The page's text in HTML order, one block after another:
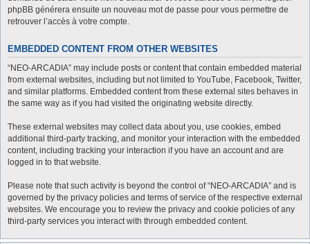
phpBB générera ensuite un nouveau mot de passe pour vous permettre de
retrouver l’accès à votre compte.
EMBEDDED CONTENT FROM OTHER WEBSITES
“NEO-ARCADIA” may include posts or content that contain embedded material
from external websites, including but not limited to YouTube, Facebook, Twitter,
and similar platforms. Embedded content from these external sites behaves in
the same way as if you had visited the originating website directly.
These external websites may collect data about you, use cookies, embed
additional third-party tracking, and monitor your interaction with the embedded
content, including tracking your interaction if you have an account and are
logged in to that website.
Please note that such activity is beyond the control of “NEO-ARCADIA” and is
governed by the privacy policies and terms of service of the respective external
websites. We encourage you to review the privacy and cookie policies of any
third-party services you interact with through embedded content.